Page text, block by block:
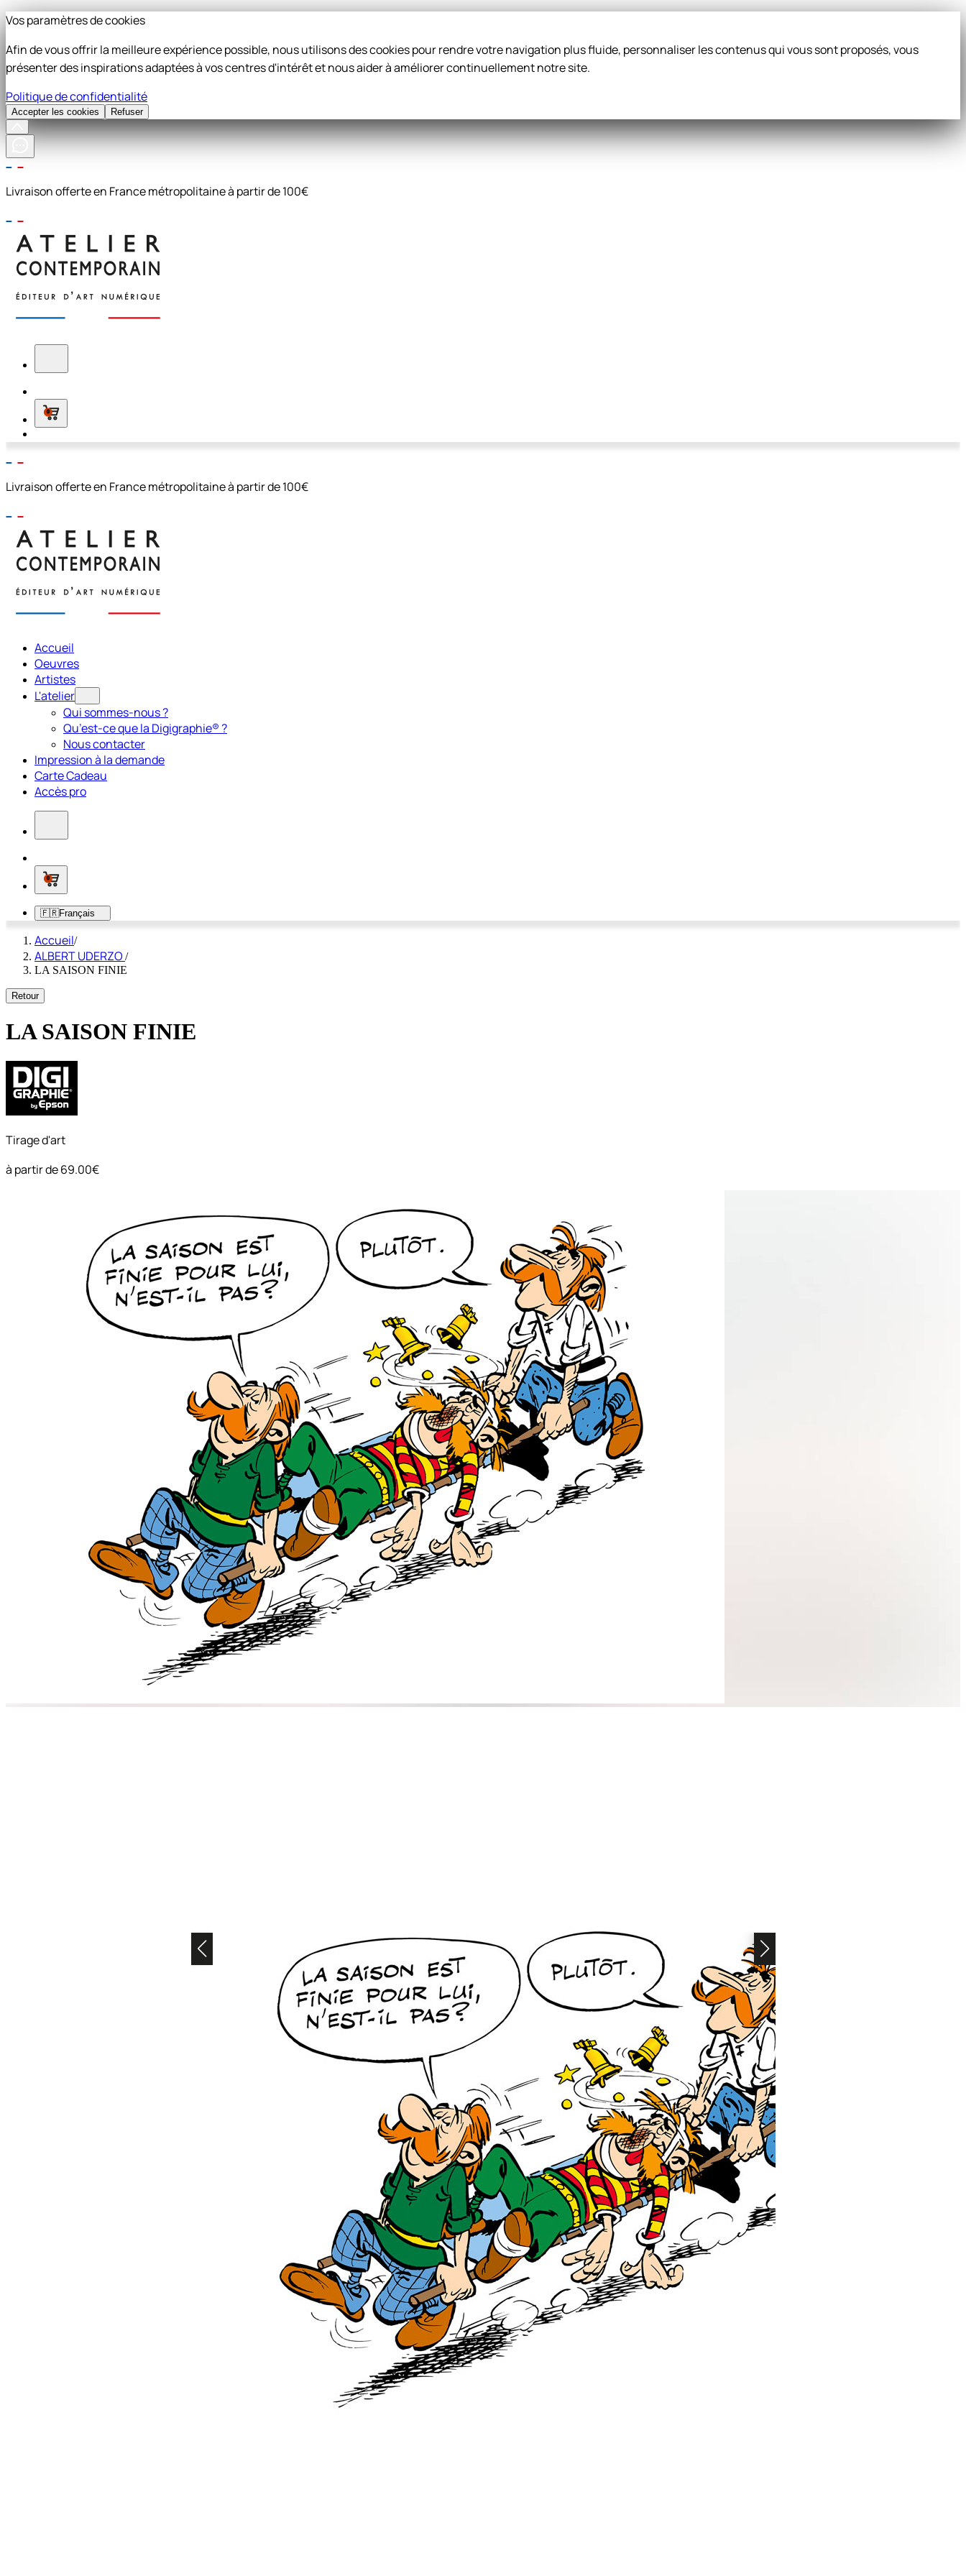
Vos paramètres de cookies
Afin de vous offrir la meilleure expérience possible, nous utilisons des cookies pour rendre votre navigation plus fluide, personnaliser les contenus qui vous sont proposés, vous
présenter des inspirations adaptées à vos centres d'intérêt et nous aider à améliorer continuellement notre site.
Politique de confidentialité
Accepter les cookies Refuser
Livraison offerte en France métropolitaine à partir de 100€
0
Livraison offerte en France métropolitaine à partir de 100€
Accueil
Oeuvres
Artistes
L'atelier
Qui sommes-nous ?
Qu’est-ce que la Digigraphie® ?
Nous contacter
Impression à la demande
Carte Cadeau
Accès pro
0
🇫🇷Français
Accueil/
ALBERT UDERZO /
LA SAISON FINIE
Retour
LA SAISON FINIE
Tirage d'art
à partir de69.00€